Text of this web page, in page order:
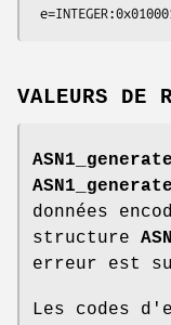
VALEURS DE
données
structure
erreur est
Les codes